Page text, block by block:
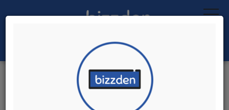
Ara:
Buz İmalatı
İlk 2 Firmadan Teklif İste